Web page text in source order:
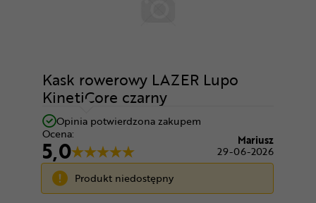
Kask rowerowy LAZER Lupo
KinetiCore czarny
Opinia potwierdzona zakupem
Ocena:
5,0 Mariusz
29-06-2026
Produkt niedostępny